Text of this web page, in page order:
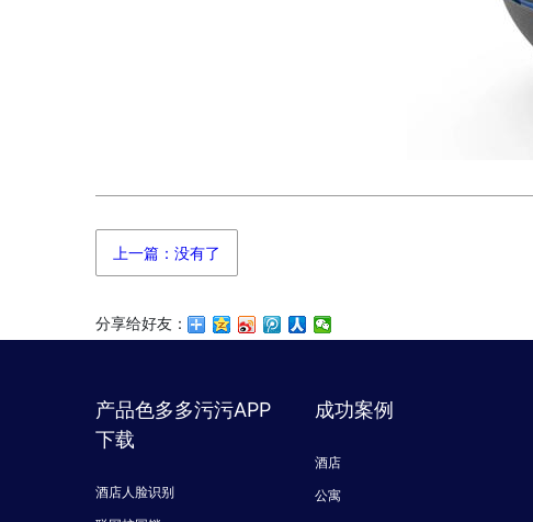
上一篇：没有了
分享给好友：
产品色多多污污APP
下载
酒店人脸识别
成功案例
酒店
公寓